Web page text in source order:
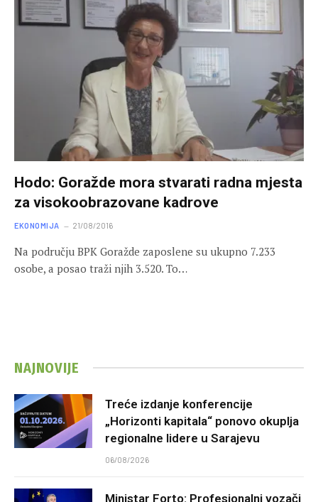
Hodo: Goražde mora stvarati radna mjesta
za visokoobrazovane kadrove
EKONOMIJA 21/08/2016
Na području BPK Goražde zaposlene su ukupno 7.233
osobe, a posao traži njih 3.520. To…
NAJNOVIJE
Treće izdanje konferencije
„Horizonti kapitala“ ponovo okuplja
regionalne lidere u Sarajevu
06/08/2026
Ministar Forto: Profesionalni vozači